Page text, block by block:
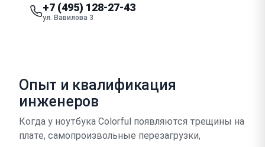
+7 (495) 128-27-43
ул. Вавилова 3
Опыт и квалификация
инженеров
Когда у ноутбука Colorful появляются трещины на
плате, самопроизвольные перезагрузки,